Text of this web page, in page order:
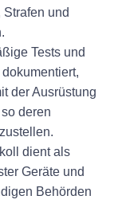
und
Tests und
der Ausrüstung
deren
dient als
Geräte und
Behörden